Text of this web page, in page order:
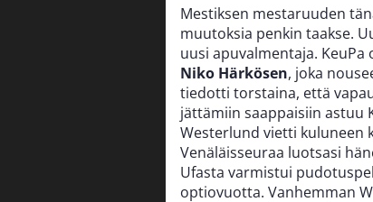
Mestiksen mestaruuden
muutoksia penkin taakse.
uusi apuvalmentaja.
Niko Härkösen, joka
tiedotti torstaina, että
jättämiin saappaisiin astuu
Westerlund vietti kuluneen
Venäläisseuraa luotsasi
Ufasta varmistui
optiovuotta. Vanhemman